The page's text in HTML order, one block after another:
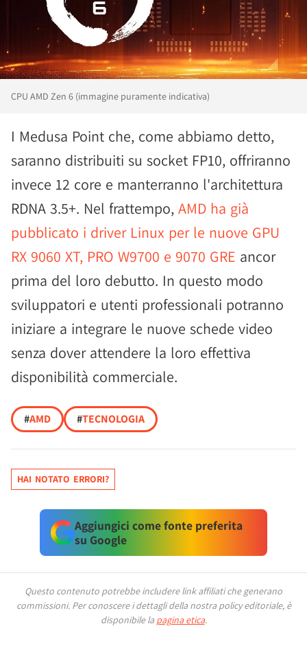
CPU AMD Zen 6 (immagine puramente indicativa)
I Medusa Point che, come abbiamo detto,
saranno distribuiti su socket FP10, offriranno
invece 12 core e manterranno l'architettura
RDNA 3.5+. Nel frattempo, AMD ha già
pubblicato i driver Linux per le nuove GPU
RX 9060 XT, PRO W9700 e 9070 GRE ancor
prima del loro debutto. In questo modo
sviluppatori e utenti professionali potranno
iniziare a integrare le nuove schede video
senza dover attendere la loro effettiva
disponibilità commerciale.
#AMD #TECNOLOGIA
HAI NOTATO ERRORI?
Aggiungici come fonte preferita
su Google
Questo contenuto potrebbe includere link affiliati che generano
commissioni. Per conoscere i dettagli della nostra policy editoriale, è
disponibile la pagina etica.